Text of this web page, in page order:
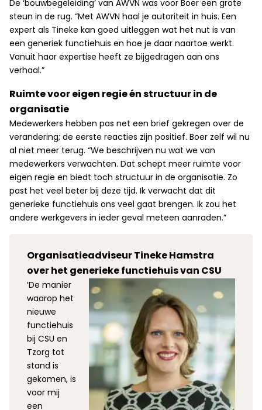
De ‘bouwbegeleiding’ van AWVN was voor Boer een grote
steun in de rug. “Met AWVN haal je autoriteit in huis. Een
expert als Tineke kan goed uitleggen wat het nut is van
een generiek functiehuis en hoe je daar naartoe werkt.
Vanuit haar expertise heeft ze bijgedragen aan ons
verhaal.”
Ruimte voor eigen regie én structuur in de
organisatie
Medewerkers hebben pas net een brief gekregen over de
verandering; de eerste reacties zijn positief. Boer zelf wil nu
al niet meer terug. “We beschrijven nu wat we van
medewerkers verwachten. Dat schept meer ruimte voor
eigen regie en biedt toch structuur in de organisatie. Zo
past het veel beter bij deze tijd. Ik verwacht dat dit
generieke functiehuis ons veel gaat brengen. Ik zou het
andere werkgevers in ieder geval meteen aanraden.”
Organisatieadviseur Tineke Hamstra
over het generieke functiehuis van CSU
′De manier
waarop het
nieuwe
functiehuis
bij CSU en
Tzorg tot
stand is
gekomen, is
voor mij
een